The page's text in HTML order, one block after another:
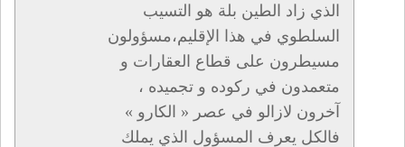
الذي زاد الطين بلة هو التسيب
السلطوي في هذا الإقليم،مسؤولون
مسيطرون على قطاع العقارات و
متعمدون في ركوده و تجميده ،
آخرون لازالو في عصر « الكارو »
فالكل يعرف المسؤول الذي يملك